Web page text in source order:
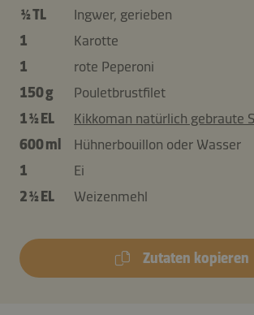
½ TL
Ingwer, gerieben
1
Karotte
1
rote Peperoni
150 g
Pouletbrustfilet
1 ½ EL
Kikkoman natürlich gebraute
600 ml
Hühnerbouillon oder Wasser
1
Ei
2 ½ EL
Weizenmehl
Zutaten kopieren